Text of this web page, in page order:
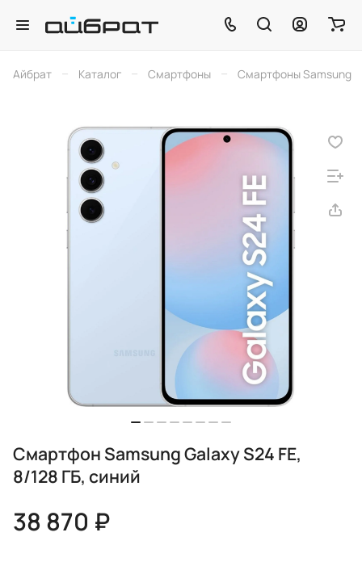
Айбрат – Каталог – Смартфоны – Смартфоны Samsung
Смартфон Samsung Galaxy S24 FE,
8/128 ГБ, синий
38 870 ₽